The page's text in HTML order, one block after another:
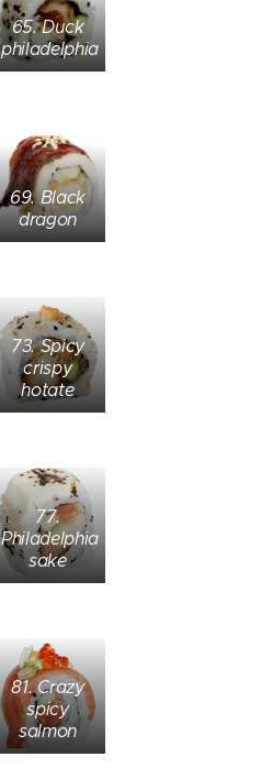
65. Duck
philadelphia
69. Black
dragon
73. Spicy
crispy
hotate
77.
Philadelphia
sake
81. Crazy
spicy
salmon